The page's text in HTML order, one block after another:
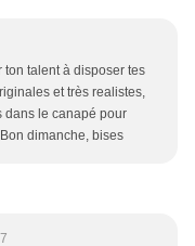
talent à disposer tes
et très realistes,
dans le canapé pour
dimanche, bises